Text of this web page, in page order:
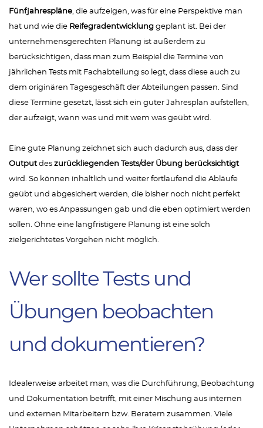
Fünfjahrespläne, die aufzeigen, was für eine Perspektive man
hat und wie die Reifegradentwicklung geplant ist. Bei der
unternehmensgerechten Planung ist außerdem zu
berücksichtigen, dass man zum Beispiel die Termine von
jährlichen Tests mit Fachabteilung so legt, dass diese auch zu
dem originären Tagesgeschäft der Abteilungen passen. Sind
diese Termine gesetzt, lässt sich ein guter Jahresplan aufstellen,
der aufzeigt, wann was und mit wem was geübt wird.
Eine gute Planung zeichnet sich auch dadurch aus, dass der
Outputdes zurückliegenden Tests/der Übung berücksichtigt
wird. So können inhaltlich und weiter fortlaufend die Abläufe
geübt und abgesichert werden, die bisher noch nicht perfekt
waren, wo es Anpassungen gab und die eben optimiert werden
sollen. Ohne eine langfristigere Planung ist eine solch
zielgerichtetes Vorgehen nicht möglich.
Wer sollte Tests und
Übungen beobachten
und dokumentieren?
Idealerweise arbeitet man, was die Durchführung, Beobachtung
und Dokumentation betrifft, mit einer Mischung aus internen
und externen Mitarbeitern bzw. Beratern zusammen. Viele